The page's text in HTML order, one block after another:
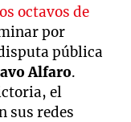
octavos de
por
pública
Alfaro.
el
sus redes